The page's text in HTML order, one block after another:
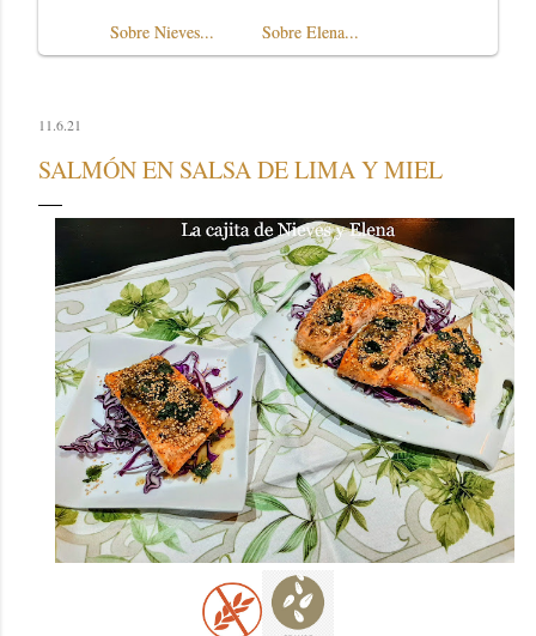
Sobre Nieves...
Sobre Elena...
11.6.21
SALMÓN EN SALSA DE LIMA Y MIEL